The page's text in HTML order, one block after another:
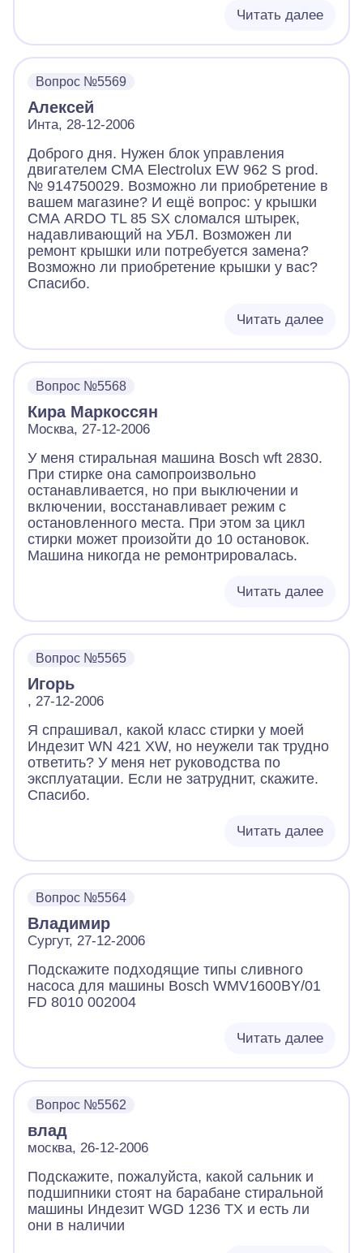
Читать далее
Вопрос №5569
Алексей
Инта, 28-12-2006
Доброго дня. Нужен блок управления
двигателем СМА Electrolux EW 962 S prod.
№ 914750029. Возможно ли приобретение в
вашем магазине? И ещё вопрос: у крышки
СМА ARDO TL 85 SX сломался штырек,
надавливающий на УБЛ. Возможен ли
ремонт крышки или потребуется замена?
Возможно ли приобретение крышки у вас?
Спасибо.
Читать далее
Вопрос №5568
Кира Маркоссян
Mocква, 27-12-2006
У меня стиральная машина Bosch wft 2830.
При стирке она самопроизвольно
останавливается, но при выключении и
включении, восстанавливает режим с
остановленного места. При этом за цикл
стирки может произойти до 10 остановок.
Машина никогда не ремонтрировалась.
Читать далее
Вопрос №5565
Игорь
, 27-12-2006
Я спрашивал, какой класс стирки у моей
Индезит WN 421 XW, но неужели так трудно
ответить? У меня нет руководства по
эксплуатации. Если не затруднит, скажите.
Спасибо.
Читать далее
Вопрос №5564
Владимир
Сургут, 27-12-2006
Подскажите подходящие типы сливного
насоса для машины Bosch WMV1600BY/01
FD 8010 002004
Читать далее
Вопрос №5562
влад
москва, 26-12-2006
Подскажите, пожалуйста, какой сальник и
подшипники стоят на барабане стиральной
машины Индезит WGD 1236 TX и есть ли
они в наличии